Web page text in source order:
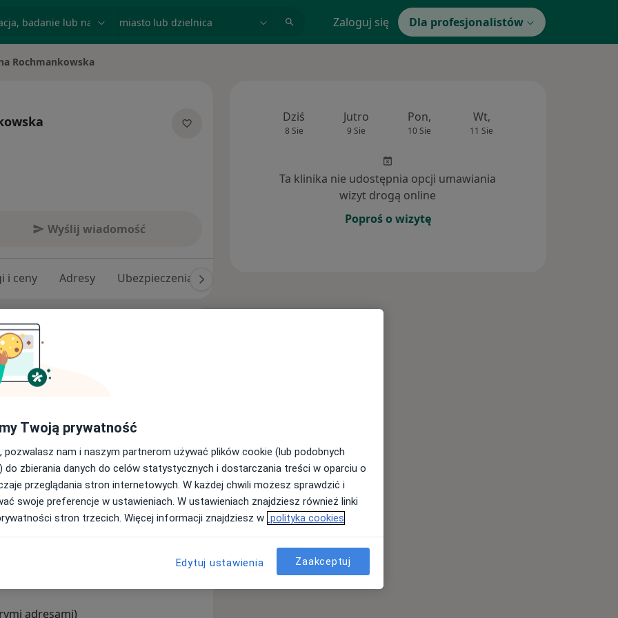
Zaloguj się Dla profesjonalistów
Rochmankowska
Wyślij wiadomość
i ceny Adresy Ubezpieczenia
chodu oraz postawą ciała u
dobieram wkładki
z koszykarkami i
z Akademia Koszykówki) ,
, operacjach ( kończyna dolna,
dzieci z wadami postawy oraz coraz
bólowymi w stawach skroniowo-
kończy na samych stopach.
zgryzu
Kontuzje sportowe
adresami)
Dziś
8 Sie
Jutro
9 Sie
Pon,
10 Sie
Wt,
11 Sie
Ta klinika nie udostępnia opcji umawiania
wizyt drogą online
Poproś o wizytę
Twoją prywatność
pozwalasz nam i naszym partnerom używać plików cookie (lub podobnych
do zbierania danych do celów statystycznych i dostarczania treści w oparciu o
przeglądania stron internetowych. W każdej chwili możesz sprawdzić i
swoje preferencje w ustawieniach. W ustawieniach znajdziesz również linki
stron trzecich. Więcej informacji znajdziesz w polityka cookies
Edytuj ustawienia Zaakceptuj